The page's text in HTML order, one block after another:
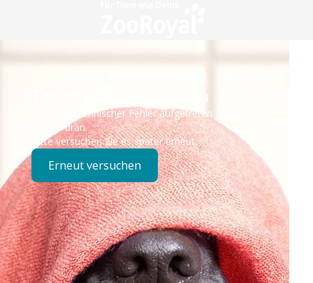
Technisches Problem
Es ist ein technischer Fehler aufgetreten – wir sind
bereits dran.
Bitte versuchen Sie es später erneut.
Erneut versuchen